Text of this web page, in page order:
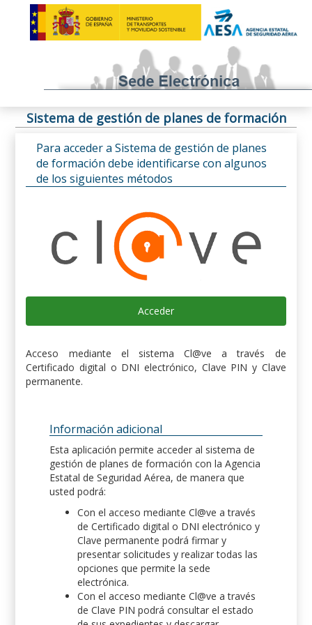
Sistema de gestión de planes de formación
Para acceder a Sistema de gestión de planes
de formación debe identificarse con algunos
de los siguientes métodos
Acceder
Acceso mediante el sistema Cl@ve a través de
Certificado digital o DNI electrónico, Clave PIN y Clave
permanente.
Información adicional
Esta aplicación permite acceder al sistema de
gestión de planes de formación con la Agencia
Estatal de Seguridad Aérea, de manera que
usted podrá:
Con el acceso mediante Cl@ve a través
de Certificado digital o DNI electrónico y
Clave permanente podrá firmar y
presentar solicitudes y realizar todas las
opciones que permite la sede
electrónica.
Con el acceso mediante Cl@ve a través
de Clave PIN podrá consultar el estado